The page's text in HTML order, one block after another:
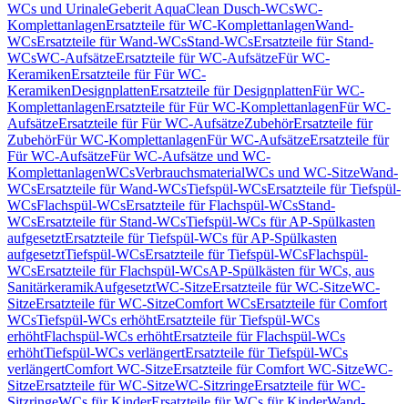
WCs und UrinaleGeberit AquaClean Dusch-WCsWC-
KomplettanlagenErsatzteile für WC-KomplettanlagenWand-
WCsErsatzteile für Wand-WCsStand-WCsErsatzteile für Stand-
WCsWC-AufsätzeErsatzteile für WC-AufsätzeFür WC-
KeramikenErsatzteile für Für WC-
KeramikenDesignplattenErsatzteile für DesignplattenFür WC-
KomplettanlagenErsatzteile für Für WC-KomplettanlagenFür WC-
AufsätzeErsatzteile für Für WC-AufsätzeZubehörErsatzteile für
ZubehörFür WC-KomplettanlagenFür WC-AufsätzeErsatzteile für
Für WC-AufsätzeFür WC-Aufsätze und WC-
KomplettanlagenWCsVerbrauchsmaterialWCs und WC-SitzeWand-
WCsErsatzteile für Wand-WCsTiefspül-WCsErsatzteile für Tiefspül-
WCsFlachspül-WCsErsatzteile für Flachspül-WCsStand-
WCsErsatzteile für Stand-WCsTiefspül-WCs für AP-Spülkasten
aufgesetztErsatzteile für Tiefspül-WCs für AP-Spülkasten
aufgesetztTiefspül-WCsErsatzteile für Tiefspül-WCsFlachspül-
WCsErsatzteile für Flachspül-WCsAP-Spülkästen für WCs, aus
SanitärkeramikAufgesetztWC-SitzeErsatzteile für WC-SitzeWC-
SitzeErsatzteile für WC-SitzeComfort WCsErsatzteile für Comfort
WCsTiefspül-WCs erhöhtErsatzteile für Tiefspül-WCs
erhöhtFlachspül-WCs erhöhtErsatzteile für Flachspül-WCs
erhöhtTiefspül-WCs verlängertErsatzteile für Tiefspül-WCs
verlängertComfort WC-SitzeErsatzteile für Comfort WC-SitzeWC-
SitzeErsatzteile für WC-SitzeWC-SitzringeErsatzteile für WC-